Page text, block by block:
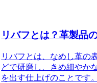
リバフとは？革製品
リバフとは、なめし革の
どで研磨し、きめ細やか
を出す仕上げのことです